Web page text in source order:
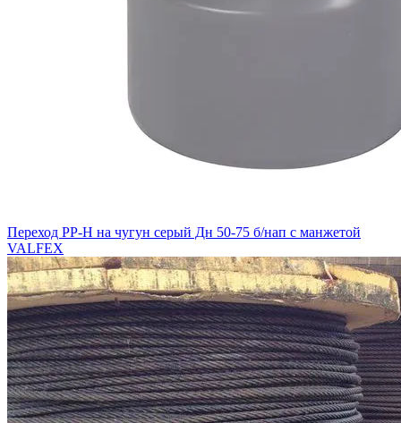
Переход PP-H на чугун серый Дн 50-75 б/нап с манжетой
VALFEX